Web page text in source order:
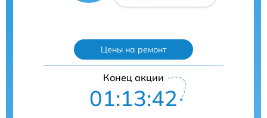
Цены на ремонт
Конец акции
01:13:41